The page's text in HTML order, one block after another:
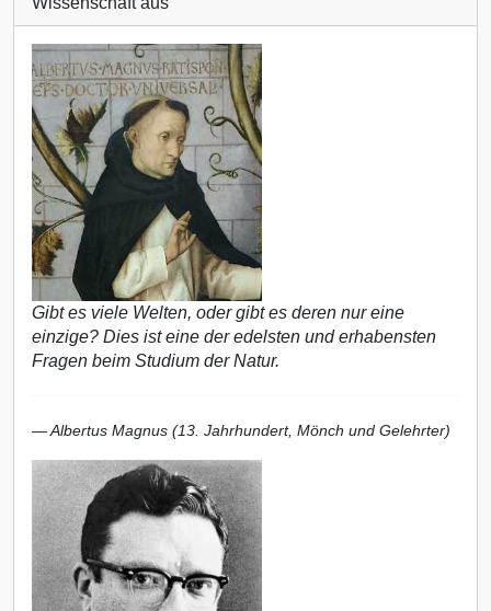
Gibt es viele Welten, oder gibt es deren nur eine
einzige? Dies ist eine der edelsten und erhabensten
Fragen beim Studium der Natur.
— Albertus Magnus (13. Jahrhundert, Mönch und Gelehrter)